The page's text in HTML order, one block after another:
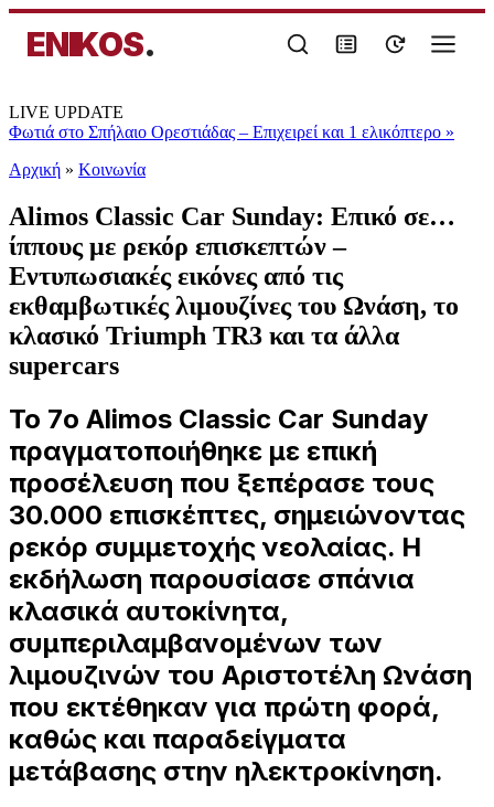
ENIKOS.
LIVE UPDATE
Φωτιά στο Σπήλαιο Ορεστιάδας – Επιχειρεί και 1 ελικόπτερο »
Αρχική » Κοινωνία
Alimos Classic Car Sunday: Επικό σε…
ίππους με ρεκόρ επισκεπτών –
Εντυπωσιακές εικόνες από τις
εκθαμβωτικές λιμουζίνες του Ωνάση, το
κλασικό Triumph TR3 και τα άλλα
supercars
Το 7ο Alimos Classic Car Sunday
πραγματοποιήθηκε με επική
προσέλευση που ξεπέρασε τους
30.000 επισκέπτες, σημειώνοντας
ρεκόρ συμμετοχής νεολαίας. Η
εκδήλωση παρουσίασε σπάνια
κλασικά αυτοκίνητα,
συμπεριλαμβανομένων των
λιμουζινών του Αριστοτέλη Ωνάση
που εκτέθηκαν για πρώτη φορά,
καθώς και παραδείγματα
μετάβασης στην ηλεκτροκίνηση.